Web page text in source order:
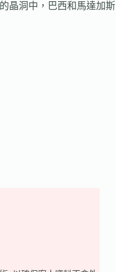
晶洞中，巴西和馬達加斯